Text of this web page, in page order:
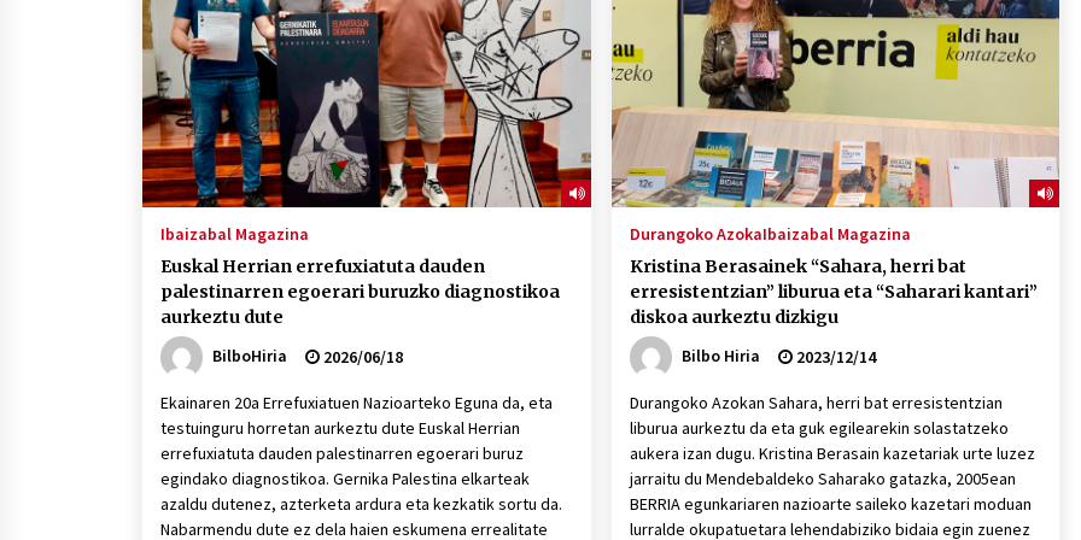
protagonista
2026/07/16
POTTO: San Pedro jaietako bertso-
saioa
2026/07/09
Larunbatean Plentziako Itsas
Martxa ospatuko da
2026/07/07
Auritz Iñurrietaren margoak
ikusgai Uribitarte40 aretoan
SOINUGELA: Paul McCartney eta
Ringo Starr-en lan berriak
Ibaizabal Magazina
Euskal Herrian errefuxiatuta dauden
palestinarren egoerari buruzko diagnostikoa
aurkeztu dute
BilboHiria
2026/06/18
Ekainaren 20a Errefuxiatuen Nazioarteko Eguna da, eta
testuinguru horretan aurkeztu dute Euskal Herrian
errefuxiatuta dauden palestinarren egoerari buruz
egindako diagnostikoa. Gernika Palestina elkarteak
azaldu dutenez, azterketa ardura eta kezkatik sortu da.
Nabarmendu dute ez dela haien eskumena errealitate
Durangoko AzokaIbaizabal Magazina
Kristina Berasainek “Sahara, herri bat
erresistentzian” liburua eta “Saharari kantari”
diskoa aurkeztu dizkigu
Bilbo Hiria
2023/12/14
Durangoko Azokan Sahara, herri bat erresistentzian
liburua aurkeztu da eta guk egilearekin solastatzeko
aukera izan dugu. Kristina Berasain kazetariak urte luzez
jarraitu du Mendebaldeko Saharako gatazka, 2005ean
BERRIA egunkariaren nazioarte saileko kazetari moduan
lurralde okupatuetara lehendabiziko bidaia egin zuenez